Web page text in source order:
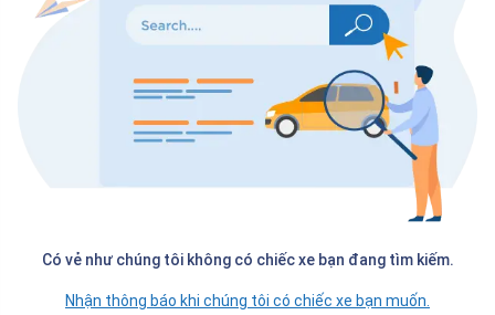
Có vẻ như chúng tôi không có chiếc xe bạn đang tìm kiếm.
Nhận thông báo khi chúng tôi có chiếc xe bạn muốn.